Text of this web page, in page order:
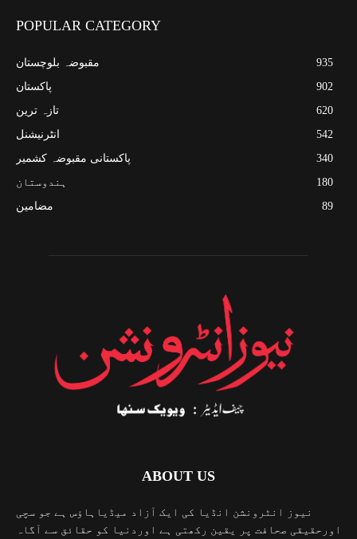
POPULAR CATEGORY
مقبوضہ بلوچستان
935
پاکستان
902
تازہ ترین
620
انٹرنیشنل
542
پاکستانی مقبوضہ کشمیر
340
ہندوستان
180
مضامین
89
ABOUT US
نیوز انٹرونشن انڈیا کی ایک آزاد میڈیاہاؤس ہے جو سچی
اورحقیقی صحافت پر یقین رکھتی ہے اوردنیا کو حقائق سے آگاہ